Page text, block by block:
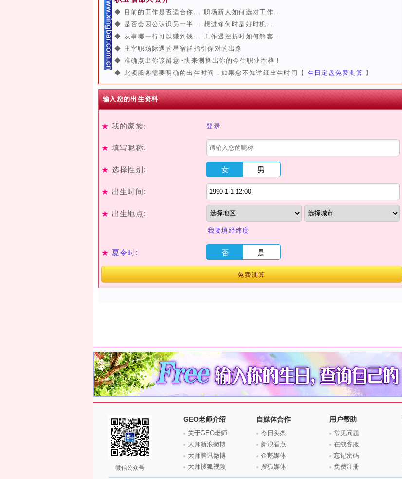
◆ 目前的工作是否适合你... 职场新人如何选对工作...
◆ 是否会因公认识另一半... 想进修何时是好时机...
◆ 从事哪一行可以赚到钱... 工作遇挫折时如何解套...
◆ 主宰职场际遇的星宿群指引你对的出路
◆ 准确点出你该留意~快来测算出你的今生职业性格！
◆ 此项服务需要明确的出生时间，如果您不知详细出生时间【 生日定盘免费测算 】
输入您的出生资料
★ 我的家族: 登录
★ 填写昵称:
★ 选择性别: 女 男
★ 出生时间:
★ 出生地点:
我要填经纬度
★ 夏令时: 否 是
免费测算
微信公众号
GEO老师介绍
关于GEO老师
大师新浪微博
大师腾讯微博
大师搜狐视频
自媒体合作
今日头条
新浪看点
企鹅媒体
搜狐媒体
用户帮助
常见问题
在线客服
忘记密码
免费注册